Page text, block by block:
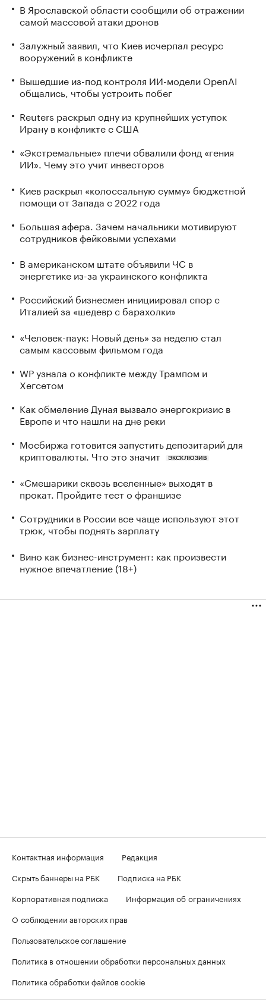
В Ярославской области сообщили об отражении
самой массовой атаки дронов
Залужный заявил, что Киев исчерпал ресурс
вооружений в конфликте
Вышедшие из-под контроля ИИ-модели OpenAI
общались, чтобы устроить побег
Reuters раскрыл одну из крупнейших уступок
Ирану в конфликте с США
«Экстремальные» плечи обвалили фонд «гения
ИИ». Чему это учит инвесторов
Киев раскрыл «колоссальную сумму» бюджетной
помощи от Запада с 2022 года
Большая афера. Зачем начальники мотивируют
сотрудников фейковыми успехами
В американском штате объявили ЧС в
энергетике из-за украинского конфликта
Российский бизнесмен инициировал спор с
Италией за «шедевр с барахолки»
«Человек-паук: Новый день» за неделю стал
самым кассовым фильмом года
WP узнала о конфликте между Трампом и
Хегсетом
Как обмеление Дуная вызвало энергокризис в
Европе и что нашли на дне реки
Мосбиржа готовится запустить депозитарий для
криптовалюты. Что это значит
ЭКСКЛЮЗИВ
«Смешарики сквозь вселенные» выходят в
прокат. Пройдите тест о франшизе
Сотрудники в России все чаще используют этот
трюк, чтобы поднять зарплату
Вино как бизнес-инструмент: как произвести
нужное впечатление (18+)
Контактная информация
Редакция
Скрыть баннеры на РБК
Подписка на РБК
Корпоративная подписка
Информация об ограничениях
О соблюдении авторских прав
Пользовательское соглашение
Политика в отношении обработки персональных данных
Политика обработки файлов cookie